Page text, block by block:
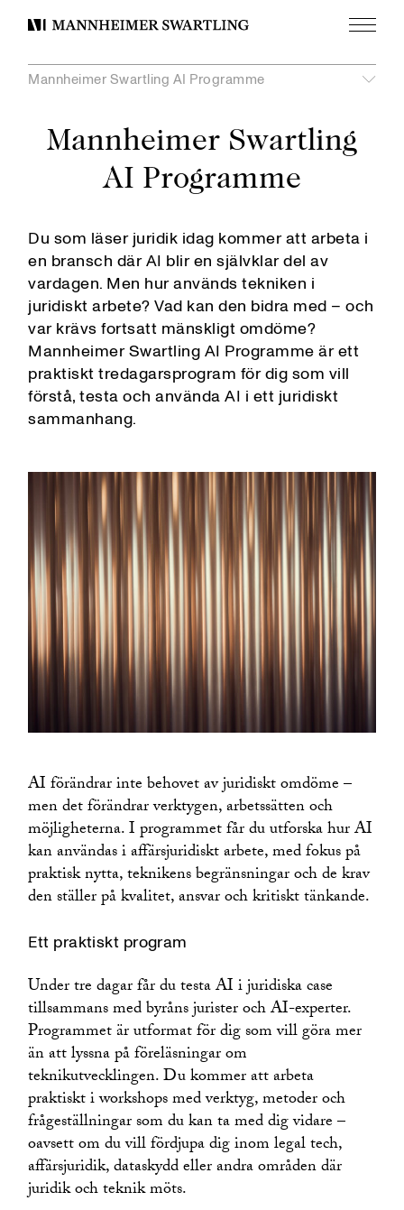
Mannheimer
Meny
Mannheimer Swartling
AI Programme
Du som läser juridik idag kommer att arbeta i
en bransch där AI blir en självklar del av
vardagen. Men hur används tekniken i
juridiskt arbete? Vad kan den bidra med – och
var krävs fortsatt mänskligt omdöme?
Mannheimer Swartling AI Programme är ett
praktiskt tredagarsprogram för dig som vill
förstå, testa och använda AI i ett juridiskt
sammanhang.
AI förändrar inte behovet av juridiskt omdöme –
men det förändrar verktygen, arbetssätten och
möjligheterna. I programmet får du utforska hur AI
kan användas i affärsjuridiskt arbete, med fokus på
praktisk nytta, teknikens begränsningar och de krav
den ställer på kvalitet, ansvar och kritiskt tänkande.
Ett praktiskt program
Under tre dagar får du testa AI i juridiska case
tillsammans med byråns jurister och AI-experter.
Programmet är utformat för dig som vill göra mer
än att lyssna på föreläsningar om
teknikutvecklingen. Du kommer att arbeta
praktiskt i workshops med verktyg, metoder och
frågeställningar som du kan ta med dig vidare –
oavsett om du vill fördjupa dig inom legal tech,
affärsjuridik, dataskydd eller andra områden där
juridik och teknik möts.
Mannheimer Swartling AI Programme
Våra värderingar
Professional Development Programme
Visa
undermeny
Mannheimer Swartling AI Programme
Training Programme
Trainee i Bryssel
Svenska juridiska mästerskapen
Global Comparative Law Scholarship
Avstamp för Juridiska Studier
APU i Malmö
Praktik i Göteborg